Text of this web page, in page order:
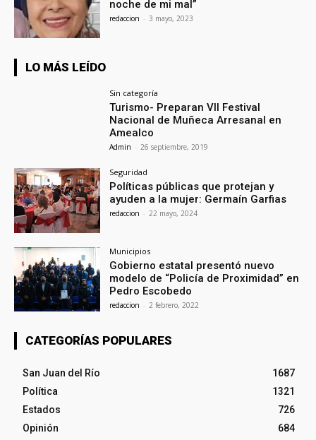
noche de mi mal”
redaccion - 3 mayo, 2023
LO MÁS LEÍDO
Sin categoría
Turismo- Preparan VII Festival
Nacional de Muñeca Arresanal en
Amealco
Admin - 26 septiembre, 2019
Seguridad
Políticas públicas que protejan y
ayuden a la mujer: Germaín Garfias
redaccion - 22 mayo, 2024
Municipios
Gobierno estatal presentó nuevo
modelo de “Policía de Proximidad” en
Pedro Escobedo
redaccion - 2 febrero, 2022
CATEGORÍAS POPULARES
San Juan del Río
1687
Política
1321
Estados
726
Opinión
684